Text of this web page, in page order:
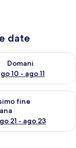
date
9 - ago 10
Domani
10 - ago 11
disponibilità per
ago 14 -
fine
21 - ago 23
disponibilità per il